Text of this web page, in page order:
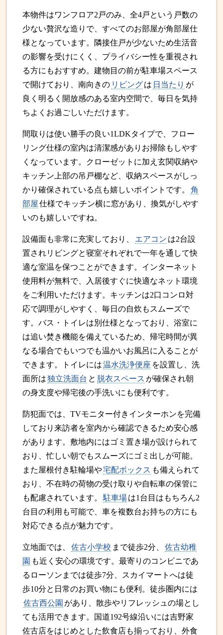
本物件はワンフロア2戸のみ、全4戸という戸数の
少ない贅沢な造りで、すべてのお部屋が角部屋仕
様となっています。隣接住戸が少ないため生活音
の影響を受けにくく、プライバシー性を重視され
る方にもおすすめ。建物目の前が駐車場スペース
で開けており、南向きの リビングは 日当たり が
良く明るく開放感のある室内空間で、毎日を気持
ちよくお過ごしいただけます。
間取りは使い勝手の良い1LDKタイプで、フロー
リング仕様の室内は清潔感がありお掃除もしやす
くなっています。クローゼットに加え玄関収納や
キッチン上部の吊戸棚など、収納スペースがしっ
かり確保されている点も嬉しいポイントです。
角
部屋仕様でキッチン横に窓があり、換気がしやす
いのも嬉しいですね。
設備面も非常に充実しており、 エアコン は2台設
置されリビングと寝室それぞれで一年を通して快
適な室温を保つことができます。インターネット
使用料が無料で、入居後すぐに快適なネット環境
をご利用いただけます。キッチンは2口コンロ対
応で調理がしやすく、毎日の自炊もスムーズで
す。バス・トイレは別仕様となっており、浴室に
は追い焚き機能を備えているため、帰宅時間が異
なる場合でもいつでも温かいお風呂に入ることが
できます。トイレには温水洗浄便座 を設置し、洗
面所は独立洗面台 と 脱衣スペース が確保され朝
の身支度や帰宅後の手洗いにも便利です。
防犯面では、TVモニター付きインターホンを完備
しており来訪者を室内から確認できるため安心感
があります。敷地内にはゴミ置き場が設けられて
おり、忙しい朝でもスムーズにゴミ出しが可能。
また屋根付き駐輪場や宅配ボックス も備えられて
おり、不在時の荷物の受け取りや自転車の保管に
も配慮されています。
駐車場は1台目はもちろん2
台目の利用も可能で、車を複数台お持ちの方にも
対応できる点が魅力です。
立地面では、 佐古小学校 まで徒歩2分、
佐古幼稚
園 も近く安心の環境です。最寄りのコンビニであ
るローソンまでは徒歩7分、スカイマートへは徒
歩10分と日常のお買い物にも便利。徒歩圏内には
佐古西公園 があり、散歩やリフレッシュの場とし
ても活用できます。国道192号線沿いには吉野家
佐古店をはじめとした飲食店も揃っており、外食